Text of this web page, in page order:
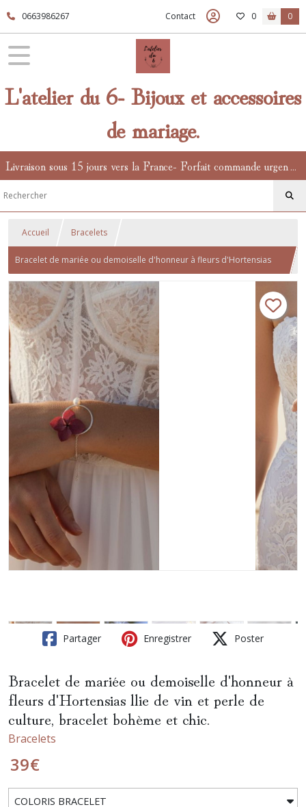
0663986267 Contact 0 0
L'atelier du 6- Bijoux et accessoires
de mariage.
Livraison sous 15 jours vers la France- Forfait commande urgente en supplément.
Accueil Bracelets
Bracelet de mariée ou demoiselle d'honneur à fleurs d'Hortensias
llie de vin et perle de culture, bracelet bohème et chic.
Partager Enregistrer Poster
Bracelet de mariée ou demoiselle d'honneur à
fleurs d'Hortensias llie de vin et perle de
culture, bracelet bohème et chic.
Bracelets
39€